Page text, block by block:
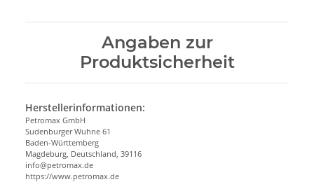
Angaben zur
Produktsicherheit
Herstellerinformationen:
Petromax GmbH
Sudenburger Wuhne 61
Baden-Württemberg
Magdeburg, Deutschland, 39116
info@petromax.de
https://www.petromax.de